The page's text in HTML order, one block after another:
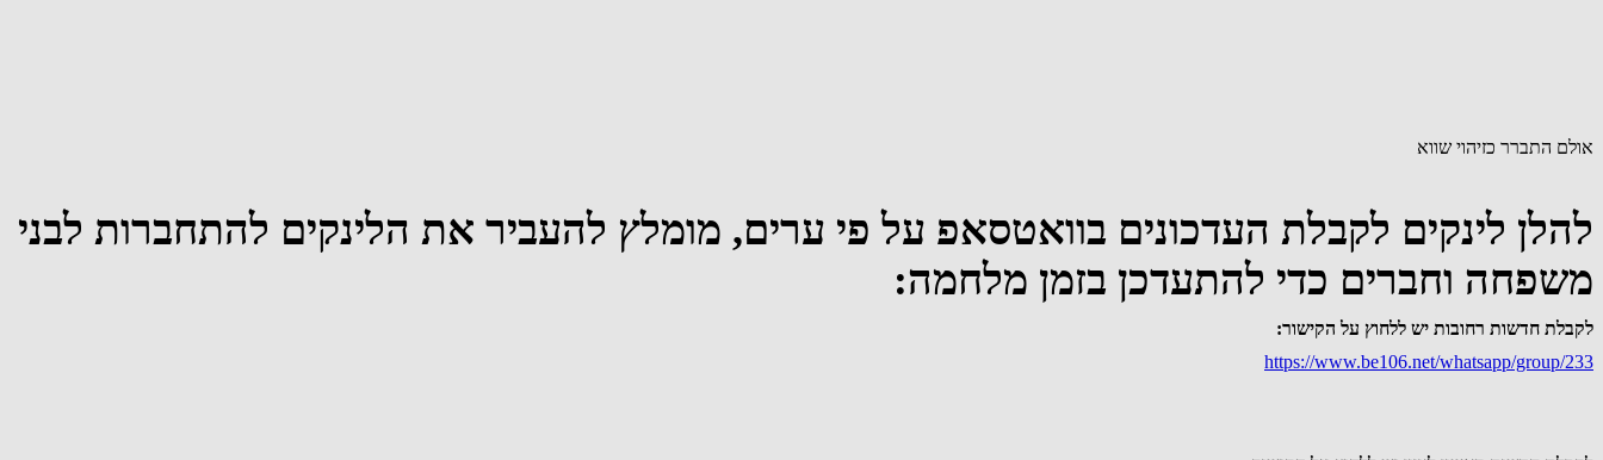
אולם התברר כזיהוי שווא
להלן לינקים לקבלת העדכונים בוואטסאפ על פי ערים, מומלץ להעביר את הלינקים להתחברות לבני
משפחה וחברים כדי להתעדכן בזמן מלחמה:
לקבלת חדשות רחובות יש ללחוץ על הקישור:
https://www.be106.net/whatsapp/group/233